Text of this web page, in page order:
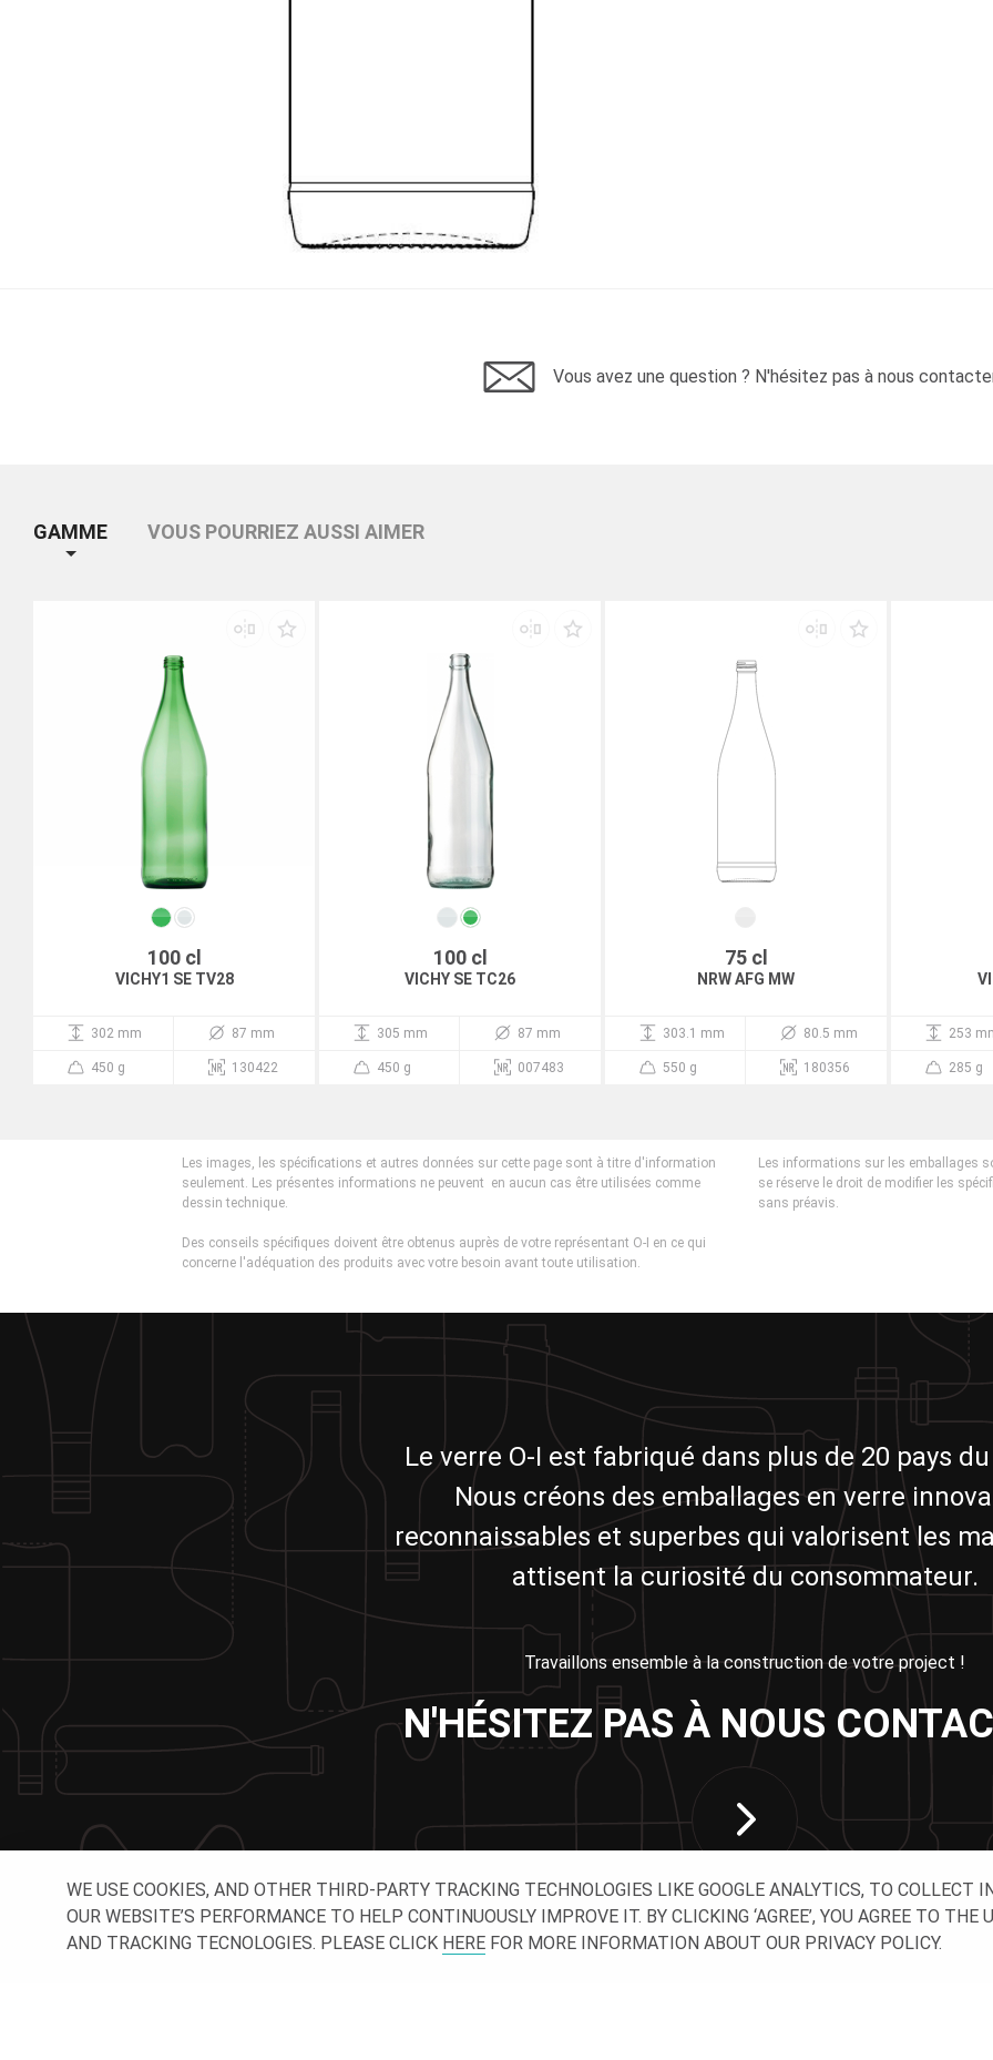
Vous avez une question ? N'hésitez pas à nous
GAMME VOUS POURRIEZ AUSSI AIMER
100 cl
VICHY1 SE TV28
302 mm 87 mm
450 g 130422
100 cl
VICHY SE TC26
305 mm 87 mm
450 g 007483
75 cl
NRW AFG MW
303.1 mm 80.5 mm
550 g 180356
253
285 g
Les images, les spécifications et autres données sur cette page sont à titre d'information
seulement. Les présentes informations ne peuvent en aucun cas être utilisées comme
dessin technique.
Des conseils spécifiques doivent être obtenus auprès de votre représentant O-I en ce qui
concerne l'adéquation des produits avec votre besoin avant toute utilisation.
Les informations sur les emballages
se réserve le droit de modifier les
sans préavis.
Le verre O-I est fabriqué dans plus de 20 pays
Nous créons des emballages en verre
reconnaissables et superbes qui valorisent les
attisent la curiosité du consommateur.
Travaillons ensemble à la construction de votre project !
N'HÉSITEZ PAS À NOUS
WE USE COOKIES, AND OTHER THIRD-PARTY TRACKING TECHNOLOGIES LIKE GOOGLE ANALYTICS, TO COLLECT
OUR WEBSITE’S PERFORMANCE TO HELP CONTINUOUSLY IMPROVE IT. BY CLICKING ‘AGREE’, YOU AGREE TO THE
AND TRACKING TECNOLOGIES. PLEASE CLICK HERE FOR MORE INFORMATION ABOUT OUR PRIVACY POLICY.